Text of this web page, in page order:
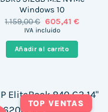
Windows 10
1.159,00€ El
precio
era:
1.159,00 €.
605,41 €El
IVA incluido
Añadir al carrito
TOP VENTAS